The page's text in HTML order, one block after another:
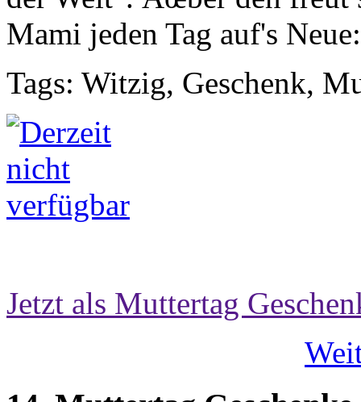
Mami jeden Tag auf's
Tags: Witzig, Geschenk,
Jetzt als Muttertag